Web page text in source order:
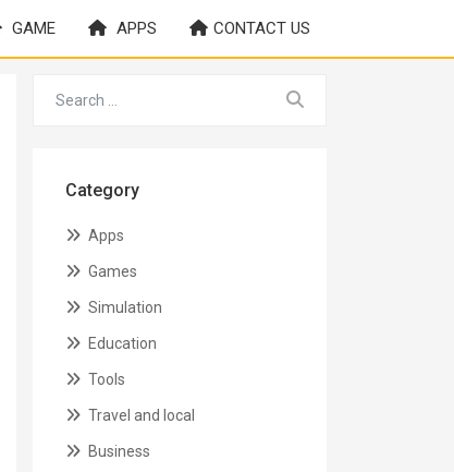
GAME APPS CONTACT US
Category
Apps
Games
Simulation
Education
Tools
Travel and local
Business